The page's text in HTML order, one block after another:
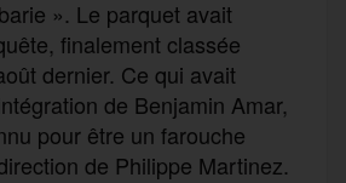
». Le parquet avait
finalement classée
dernier. Ce qui avait
de Benjamin Amar,
pour être un farouche
de Philippe Martinez.